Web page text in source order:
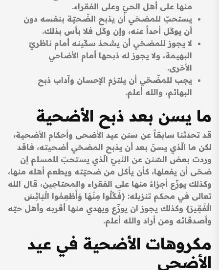
منها على أهل الحيّ وعلى الفقراء.
يستحبّ للمضحّي أن يذبح الضّحيّة بنفسه دون
أن يوكّل أحداً عنه، وإن وكّل فلا بأس بذلك.
لا يجوز للمضحّي أن يشحذ سكّينه أمام ناظريّ
البهيمة، ولا يجوز له ذبحها أمام الأضاحي
الأخرى.
يجب للمضّحّي أن يلتزم الإحسان وآداب ذبح
البهائم، والله أعلم.
ما يسن بعد ذبح الأضحية
قد تحدّثنا سابقاً عن سنن عيد الأضحى وأحكام الأضحية،
لكن ما الّذي يسنّ بعد أن يذبح المضحّي أضحيته، فاقد
وردت بعض السّنن عن النّبيّ الّذي يستحبّ للمسلم إن
ضحّى أن يفعلها، كأن يأكل من ضحيّته ويطعم أهله منها،
وكذلك يوزّع أجزاءً منها على الفقراء والمحتاجين، قال الله
تعالى في محكم تنزيله: {فَكُلُوا مِنْهَا وَأَطْعِمُوا الْبَائِسَ
الْفَقِيرَ} وكذلك يجوز ان يوزّع ويهدي منها أقربه وأهل حيّه
وأصدقائه ومن أراد والله أعلم.
مكروهات الأضحية في عيد
الأضحى